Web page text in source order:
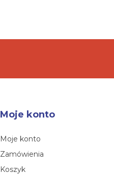
Moje konto
Moje konto
Zamówienia
Koszyk